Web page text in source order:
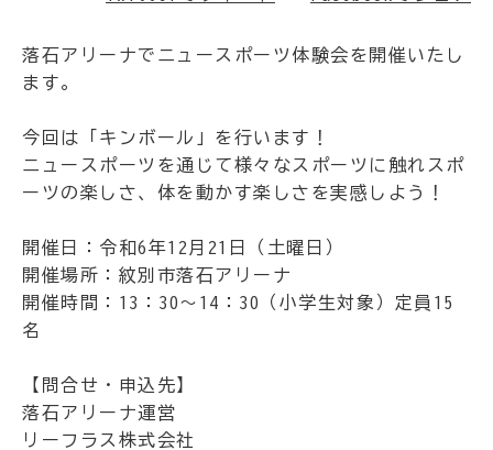
落石アリーナでニュースポーツ体験会を開催いたし
ます。
今回は「キンボール」を行います！
ニュースポーツを通じて様々なスポーツに触れスポ
ーツの楽しさ、体を動かす楽しさを実感しよう！
開催日：令和6年12月21日（土曜日）
開催場所：紋別市落石アリーナ
開催時間：13：30～14：30（小学生対象）定員15
名
【問合せ・申込先】
落石アリーナ運営
リーフラス株式会社